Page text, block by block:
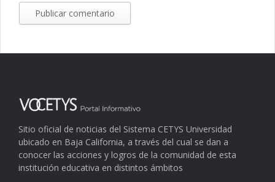
Sitio oficial de noticias del Sistema CETYS Universidad
ubicado en Baja California, a través del cual se dan a
conocer las acciones y logros de la comunidad de esta
institución educativa en distintos ámbitos